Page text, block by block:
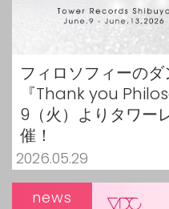
フィロソフィーの
『Thank you
9（火）よりタワー
催！
2026.05.29
news